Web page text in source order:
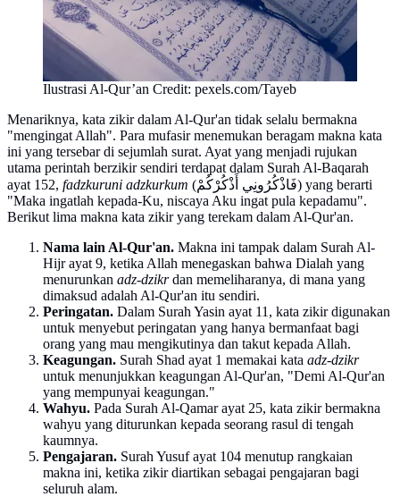
Ilustrasi Al-Qur’an Credit: pexels.com/Tayeb
Menariknya, kata zikir dalam Al-Qur'an tidak selalu bermakna
"mengingat Allah". Para mufasir menemukan beragam makna kata
ini yang tersebar di sejumlah surat. Ayat yang menjadi rujukan
utama perintah berzikir sendiri terdapat dalam Surah Al-Baqarah
ayat 152, fadzkuruni adzkurkum (فَاذْكُرُونِي أَذْكُرْكُمْ) yang berarti
"Maka ingatlah kepada-Ku, niscaya Aku ingat pula kepadamu".
Berikut lima makna kata zikir yang terekam dalam Al-Qur'an.
Nama lain Al-Qur'an. Makna ini tampak dalam Surah Al-
Hijr ayat 9, ketika Allah menegaskan bahwa Dialah yang
menurunkan adz-dzikrdan memeliharanya, di mana yang
dimaksud adalah Al-Qur'an itu sendiri.
Peringatan. Dalam Surah Yasin ayat 11, kata zikir digunakan
untuk menyebut peringatan yang hanya bermanfaat bagi
orang yang mau mengikutinya dan takut kepada Allah.
Keagungan. Surah Shad ayat 1 memakai kata adz-dzikr
untuk menunjukkan keagungan Al-Qur'an, "Demi Al-Qur'an
yang mempunyai keagungan."
Wahyu. Pada Surah Al-Qamar ayat 25, kata zikir bermakna
wahyu yang diturunkan kepada seorang rasul di tengah
kaumnya.
Pengajaran. Surah Yusuf ayat 104 menutup rangkaian
makna ini, ketika zikir diartikan sebagai pengajaran bagi
seluruh alam.